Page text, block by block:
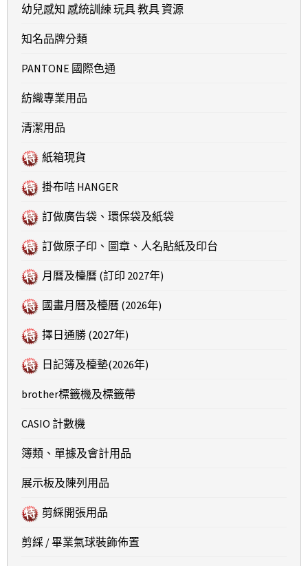
幼兒感知 感統訓練 玩具 教具 資源
知名品牌分類
PANTONE 國際色通
紡織專業用品
清潔用品
紙箱現貨
掛布咭 HANGER
訂做廣告袋、環保袋及紙袋
訂做原子印、圖章、人名貼紙及印台
月曆及檯曆 (訂印 2027年)
國畫月曆及檯曆 (2026年)
擇日通勝 (2027年)
日記簿及檯墊(2026年)
brother標籤機及標籤帶
CASIO 計數機
簿類、單據及會計用品
展示板及陳列用品
剪綵開張用品
剪綵 / 畢業氣球裝飾佈置